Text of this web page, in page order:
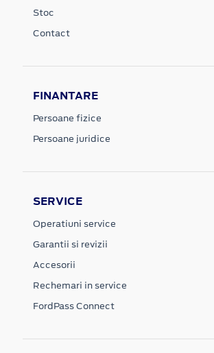
Stoc
Contact
FINANTARE
Persoane fizice
Persoane juridice
SERVICE
Operatiuni service
Garantii si revizii
Accesorii
Rechemari in service
FordPass Connect